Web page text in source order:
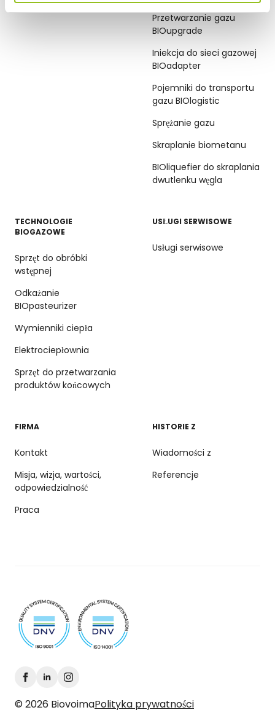
Biogazownie
Przetwarzanie gazu
BIOupgrade
Iniekcja do sieci gazowej
BIOadapter
Pojemniki do transportu
gazu BIOlogistic
Sprężanie gazu
Skraplanie biometanu
BIOliquefier do skraplania
dwutlenku węgla
TECHNOLOGIE
BIOGAZOWE
Sprzęt do obróbki
wstępnej
Odkażanie
BIOpasteurizer
Wymienniki ciepła
Elektrociepłownia
Sprzęt do przetwarzania
produktów końcowych
USŁUGI SERWISOWE
Usługi serwisowe
FIRMA
Kontakt
Misja, wizja, wartości,
odpowiedzialność
Praca
HISTORIE Z
Wiadomości z
Referencje
© 2026 BiovoimaPolityka prywatności